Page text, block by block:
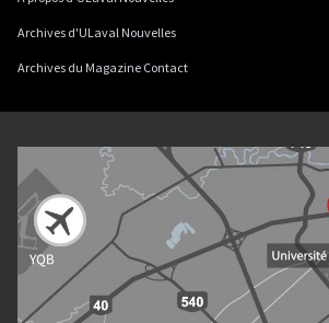
Archives d'ULaval Nouvelles
Archives du Magazine Contact